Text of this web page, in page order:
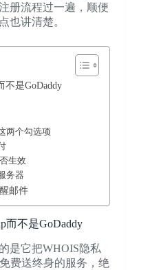
册流程过一遍，顺便
也讲清楚。
不是GoDaddy
两个勾选项
生效
务器
邮件
而不是GoDaddy
是它把WHOIS隐私
费送终身的服务，绝